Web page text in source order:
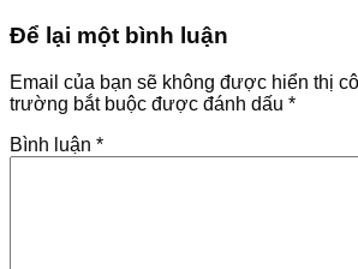
Để lại một bình luận
Email của bạn sẽ không được hiển thị
trường bắt buộc được đánh dấu *
Bình luận *